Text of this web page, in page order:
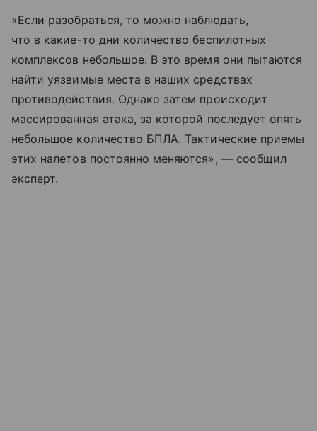
«Если разобраться, то можно наблюдать,
что в какие-то дни количество беспилотных
комплексов небольшое. В это время они пытаются
найти уязвимые места в наших средствах
противодействия. Однако затем происходит
массированная атака, за которой последует опять
небольшое количество БПЛА. Тактические приемы
этих налетов постоянно меняются», — сообщил
эксперт.